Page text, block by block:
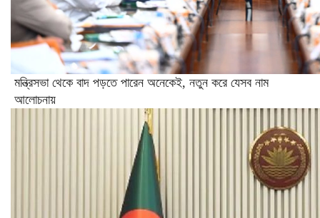
মন্ত্রিসভা থেকে বাদ পড়তে পারেন অনেকেই, নতুন করে যেসব নাম
আলোচনায়